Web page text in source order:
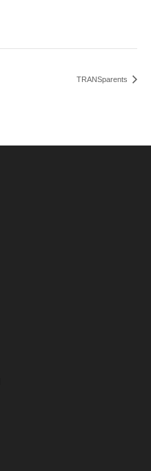
TRANSparents